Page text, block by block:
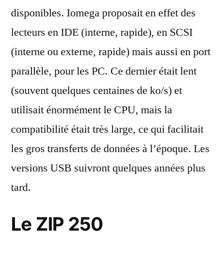
disponibles. Iomega proposait en effet des
lecteurs en IDE (interne, rapide), en SCSI
(interne ou externe, rapide) mais aussi en port
parallèle, pour les PC. Ce dernier était lent
(souvent quelques centaines de ko/s) et
utilisait énormément le CPU, mais la
compatibilité était très large, ce qui facilitait
les gros transferts de données à l’époque. Les
versions USB suivront quelques années plus
tard.
Le ZIP 250